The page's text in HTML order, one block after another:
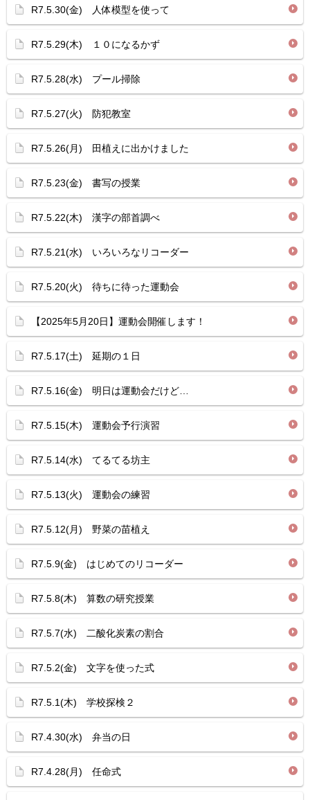
R7.5.30(金) 人体模型を使って
R7.5.29(木) １０になるかず
R7.5.28(水) プール掃除
R7.5.27(火) 防犯教室
R7.5.26(月) 田植えに出かけました
R7.5.23(金) 書写の授業
R7.5.22(木) 漢字の部首調べ
R7.5.21(水) いろいろなリコーダー
R7.5.20(火) 待ちに待った運動会
【2025年5月20日】運動会開催します！
R7.5.17(土) 延期の１日
R7.5.16(金) 明日は運動会だけど…
R7.5.15(木) 運動会予行演習
R7.5.14(水) てるてる坊主
R7.5.13(火) 運動会の練習
R7.5.12(月) 野菜の苗植え
R7.5.9(金) はじめてのリコーダー
R7.5.8(木) 算数の研究授業
R7.5.7(水) 二酸化炭素の割合
R7.5.2(金) 文字を使った式
R7.5.1(木) 学校探検２
R7.4.30(水) 弁当の日
R7.4.28(月) 任命式